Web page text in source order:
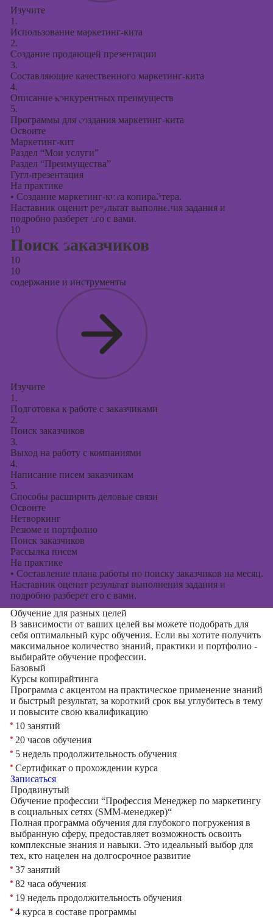
Изучите
1.
Использование маркетинг-кита
2.
Создание продающей презентации
3.
Составляющие качественного маркетинг-кита
4.
Описание конкурентных преимуществ
5.
Программы для создания маркетинг-кита
Освоите
Маркетинг-кит
Раздел “Мои услуги”
Раздел “Преимущества”
Гугл-презентация
На практике
• Создание маркетинг-кита копирайтера.
Наставник оценит результат выполнения задания и
подробно разберет его с вами.
10
Поиск заказчиков
10
10
содержание и инструменты
Изучите
1.
Подготовка к работе с заказчиками
2.
Поиск заказчиков
3.
Выход на работу с компаниями
4.
Написание писем заказчикам
5.
Способы расширить деловые связи
Освоите
Нетворкинг
Резюме и портфолио
Поиск заказчиков
Рассылка писем
На практике
• Составление плана работы по поиску заказчиков на месяц.
Наставник оценит результат выполнения задания и
подробно разберет его с вами.
Обучение для разных целей
В зависимости от ваших целей вы можете подобрать для
себя оптимальный курс обучения. Если вы хотите получить
максимальное количество знаний, практики и портфолио -
выбирайте обучение профессии.
Базовый
Курсы копирайтинга
Программа с акцентом на практическое применение знаний
и быстрый результат, за короткий срок вы углубитесь в тему
и повысите свою квалификацию
10 занятий
20 часов обучения
5 недель продолжительность обучения
Сертификат о прохождении курса
Записаться
Продвинутый
Обучение профессии “Профессия Менеджер по маркетингу
в социальных сетях (SMM-менеджер)“
Полная программа обучения для глубокого погружения в
выбранную сферу, предоставляет возможность освоить
комплексные знания и навыки. Это идеальный выбор для
тех, кто нацелен на долгосрочное развитие
37 занятий
82 часа обучения
19 недель продолжительность обучения
4 курса в составе программы